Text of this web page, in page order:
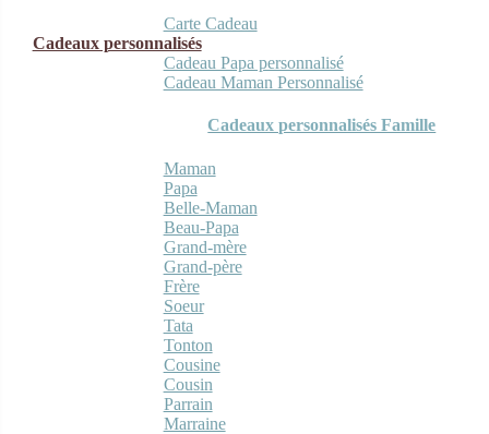
Carte Cadeau
Cadeaux personnalisés
Cadeau Papa personnalisé
Cadeau Maman Personnalisé
Cadeaux personnalisés Famille
Maman
Papa
Belle-Maman
Beau-Papa
Grand-mère
Grand-père
Frère
Soeur
Tata
Tonton
Cousine
Cousin
Parrain
Marraine